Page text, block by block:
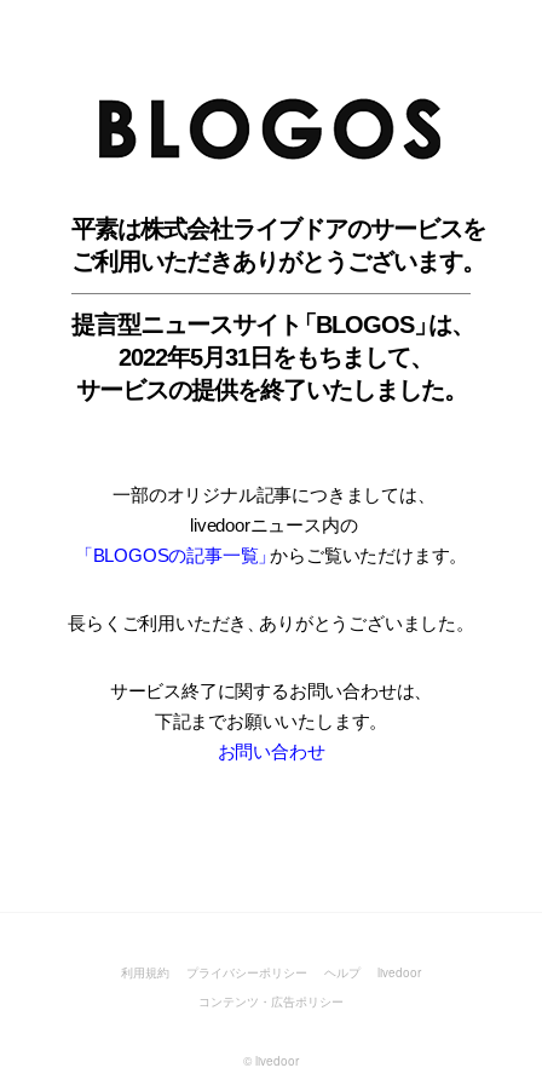
平素は株式会社ライブドアのサービスを
ご利用いただきありがとうございます。
提言型ニュースサイ ト「BLOGOS」は、
2022年5月31日をもちまして、
サービスの提供を終了いたしました。
一部のオリジナル記事につきましては
livedoorニュース内の
「BLOGOSの記事一覧」からご覧いただけます。
長らくご利用いただき ありがとうございました。
サービス終了に関するお問い合わせは、
下記までお願いいたします。
お問い合わせ
利用規約 プライバシーポリシー ヘルプ
livedoor
コンテンツ・広告ポリシー
© livedoor